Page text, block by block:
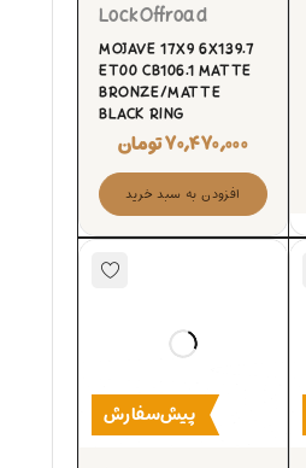
LockOffroad
MOJAVE 17X9 6X139.7
ET00 CB106.1 MATTE
BRONZE/MATTE
BLACK RING
۷۰,۴۷۰,۰۰۰تومان
افزودن به سبد خرید
پیش‌سفارش